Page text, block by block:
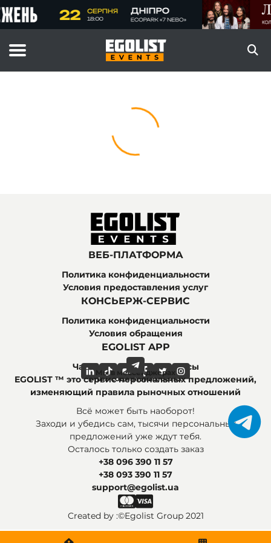
ВЕБ-ПЛАТФОРМА
Политика конфиденциальности
Условия предоставления услуг
КОНСЬЕРЖ-СЕРВИС
Политика конфиденциальности
Условия обращения
EGOLIST APP
Часто задаваемые вопросы
Мы в социальных сетях
Мы в мессенджерах
EGOLIST ™ это сервис персональных предложений,
изменяющий правила рыночных отношений
Всё может быть наоборот!
Заходи и убедись сам, тысячи персональных
предложений уже ждут тебя.
Осталось только создать заказ
+38 096 390 11 57
+38 093 390 11 57
support@egolist.ua
Created by :©Egolist Group 2021